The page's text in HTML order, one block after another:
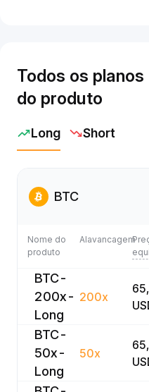
Todos os planos
do produto
Long Short
BTC
Nome do
produto
Alavancagem
BTC-
200x-
Long
200x
BTC-
50x-
Long
50x